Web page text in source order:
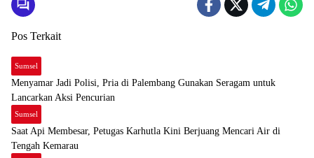
Pos Terkait
Sumsel
Menyamar Jadi Polisi, Pria di Palembang Gunakan Seragam untuk
Lancarkan Aksi Pencurian
Sumsel
Saat Api Membesar, Petugas Karhutla Kini Berjuang Mencari Air di
Tengah Kemarau